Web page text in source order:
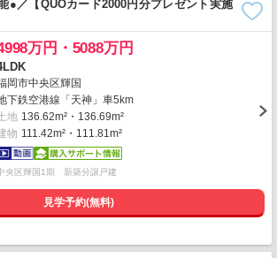
●／【QUOカード2000円分プレゼント実施
万円・5088万円
岡市中央区輝国
下鉄空港線「天神」車5km
地 136.62m²・136.69m²
物 111.42m²・111.81m²
央区輝国1期 新築分譲戸建
見学予約(無料)